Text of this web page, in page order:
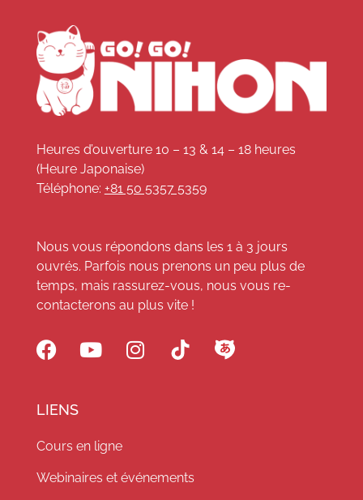
Heures d’ouverture 10 – 13 & 14 – 18 heures
(Heure Japonaise)
Téléphone: +81 50 5357 5359
Nous vous répondons dans les 1 à 3 jours
ouvrés. Parfois nous prenons un peu plus de
temps, mais rassurez-vous, nous vous re-
contacterons au plus vite !
LIENS
Cours en ligne
Webinaires et événements